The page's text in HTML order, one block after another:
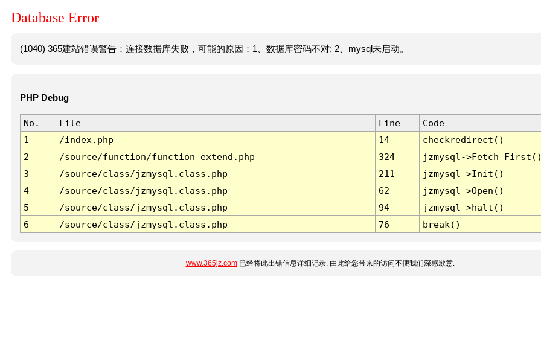
Database Error
(1040) 365建站错误警告：连接数据库失败，可能的原因：1、数据库密码不对; 2、mysql未启动。
PHP Debug
No. File Line
Code
1
/index.php 14
checkredirect()
2
/source/function/function_extend.php 324
jzmysql-
3
/source/class/jzmysql.class.php 211
jzmysql->Init()
4
/source/class/jzmysql.class.php 62
jzmysql->Open()
5
/source/class/jzmysql.class.php 94
jzmysql->halt()
6
/source/class/jzmysql.class.php 76 break()
www.365jz.com已经将此出错信息详细记录, 由此给您带来的访问不便我们深感歉意.